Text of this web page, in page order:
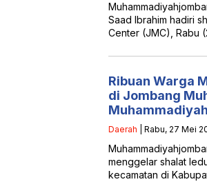
Saad Ibrahim hadiri
Center (JMC), Rabu
Ribuan Warga
di Jombang
Muhammadiyah
Daerah | Rabu, 27 Mei
menggelar shalat
kecamatan di